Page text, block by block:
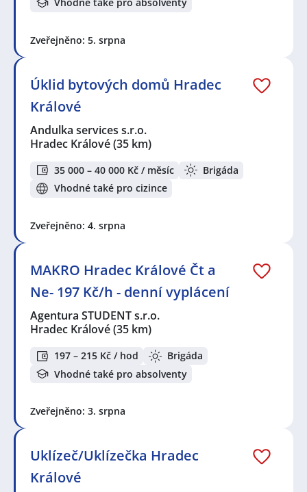
Zveřejněno: 5. srpna
Úklid bytových domů Hradec
Králové
Andulka services s.r.o.
Hradec Králové(35 km)
35 000 – 40 000 Kč / měsíc
Brigáda
Vhodné také pro cizince
Zveřejněno: 4. srpna
MAKRO Hradec Králové Čt a
Ne- 197 Kč/h - denní vyplácení
Agentura STUDENT s.r.o.
Hradec Králové(35 km)
197 – 215 Kč / hod
Brigáda
Vhodné také pro absolventy
Zveřejněno: 3. srpna
Uklízeč/Uklízečka Hradec
Králové